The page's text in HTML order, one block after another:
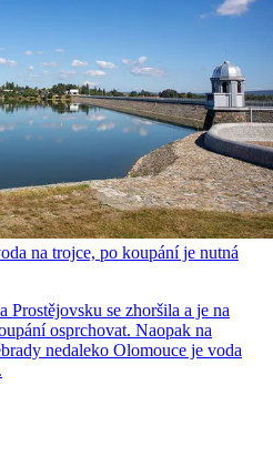
na trojce, po koupání je nutná
Prostějovsku se zhoršila a je na
osprchovat. Naopak na
nedaleko Olomouce je voda